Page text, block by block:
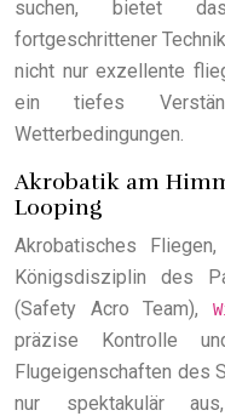
suchen, bietet
fortgeschrittener
nicht nur exzellente
ein tiefes
Wetterbedingungen.
Akrobatik am
Looping
Akrobatisches
Königsdisziplin des
(Safety Acro Team),
präzise Kontrolle
Flugeigenschaften des
nur spektakulär